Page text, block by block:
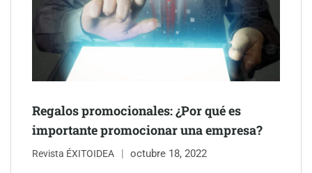
mano de Tormo Franquicias
Regalos promocionales: ¿Por qué es
importante promocionar una empresa?
Revista ÉXITOIDEA octubre 18, 2022